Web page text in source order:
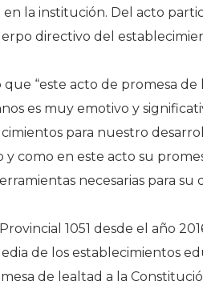
la institución. Del acto
directivo del
“este acto de promesa
es muy emotivo y
para nuestro
como en este acto su
necesarias para su
1051 desde el año
de los establecimientos
de lealtad a la